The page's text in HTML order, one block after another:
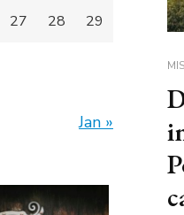
27 28 29
Jan »